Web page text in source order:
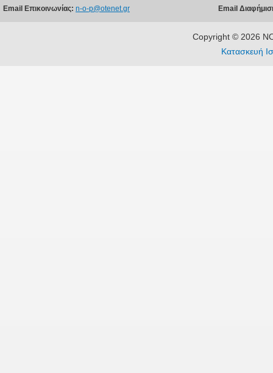
Email Επικοινωνίας: n-o-p@otenet.gr Email
Copyright © 2026
Κατασκευή